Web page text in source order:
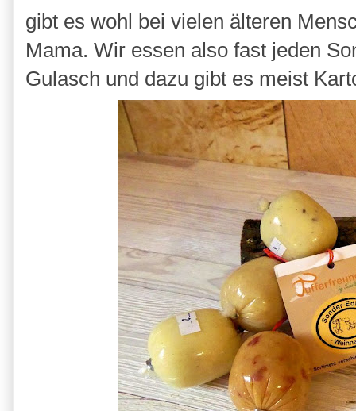
gibt es wohl bei vielen älteren
Mama. Wir essen also fast jeden
Gulasch und dazu gibt es meist